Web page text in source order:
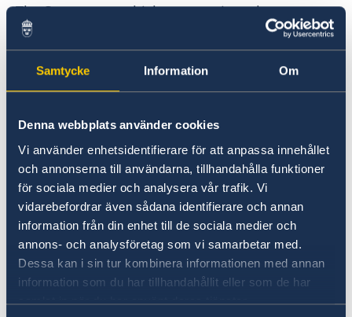
Samtycke Information Om
Denna webbplats använder cookies
Vi använder enhetsidentifierare för att anpassa innehållet
och annonserna till användarna, tillhandahålla funktioner
för sociala medier och analysera vår trafik. Vi
vidarebefordrar även sådana identifierare och annan
information från din enhet till de sociala medier och
annons- och analysföretag som vi samarbetar med.
Dessa kan i sin tur kombinera informationen med annan
information som du har tillhandahållit eller som de har
samlat in när du har använt deras tjänster.
The Statement, which summarises the
Government’s foreign policy priorities for 2026,
contains a number of focus areas:
Stronger cooperation in security and trade.
Gender equality and women’s
empowerment.
“We have chosen to protect the security of
Sweden and the Swedish people. Sweden’s
NATO membership makes our country more
secure. We do not stand alone in troubled
times,” says Minister for Foreign Affairs Maria
Malmer Stenergard.